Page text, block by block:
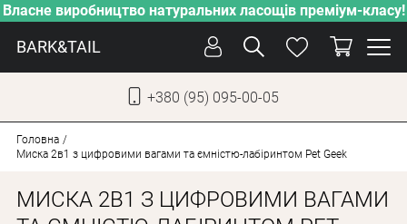
Власне виробництво натуральних ласощів преміум-класу!
BARK&TAIL
+380 (95) 095-00-05
СОБАКИ
Головна
Миска 2в1 з цифровими вагами та ємністю-лабіринтом Pet Geek
МИСКА 2В1 З ЦИФРОВИМИ ВАГАМИ